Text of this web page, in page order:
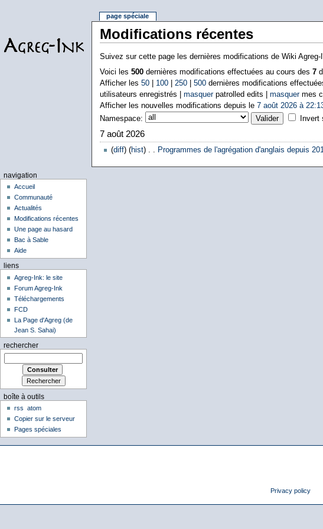
Modifications récentes
Suivez sur cette page les dernières modifications de Wiki Agreg-
Voici les 500dernières modifications effectuées au cours des 7
Afficher les 50| 100| 250| 500dernières modifications
utilisateurs enregistrés | masquerpatrolled edits | masquermes
Afficher les nouvelles modifications depuis le 7 août 2026 à
Namespace:
Invert
7 août 2026
(diff) (hist) . . Programmes de l'agrégation d'anglais depuis
page spéciale
navigation
Accueil
Communauté
Actualités
Modifications récentes
Une page au hasard
Bac à Sable
Aide
liens
Agreg-Ink: le site
Forum Agreg-Ink
Téléchargements
FCD
La Page d'Agreg (de
Jean S. Sahai)
rechercher
boîte à outils
rss
atom
Copier sur le serveur
Pages spéciales
Privacy policy